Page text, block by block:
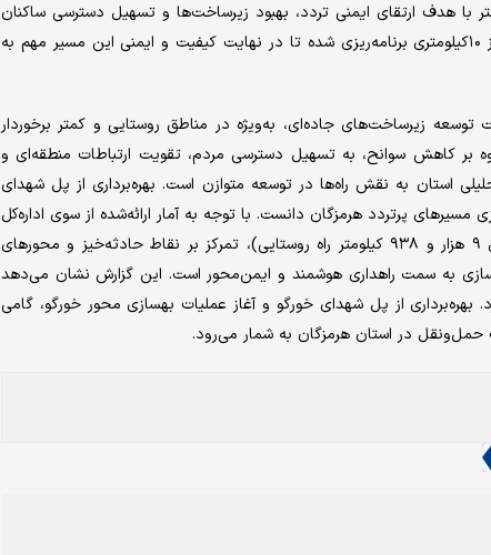
خبر داد و گفت: بهسازی این محور به طول ۱۰کیلومتر با هدف ارتقای ایمنی تردد، بهبود زیرساخت‌ها و تسهیل دسترسی ساکنان
منطقه آغاز شده است. وی توضیح داد: این طرح در قالب دو فاز ۱۰کیلومتری برنامه‌ریزی شده تا در نهایت کیفیت و ایمنی این مسیر مهم به
توسعه زیرساخت‌های جاده‌ای، به‌ویژه در مناطق روستایی و کمتر برخوردار
بر کاهش سوانح، به تسهیل دسترسی مردم، تقویت ارتباطات منطقه‌ای و
استان به نقش راه‌ها در توسعه متوازن است. بهره‌برداری از پل شهدای
پرتردد هرمزگان دانست. با توجه به آمار ارائه‌شده از سوی اداره‌کل
راهداری مبنی بر وجود ۱۲هزار و ۸۳۸کیلومتر راه در استان (شامل ۹ هزار و ۹۳۸ کیلومتر راه روستایی)، تمرکز بر نقاط حادثه‌خیز و محورهای
به راه‌سازی به سمت راهداری هوشمند و ایمن‌محور است. این گزارش نشان می‌دهد
بهره‌برداری از پل شهدای خورگو و آغاز عملیات بهسازی محور خورگو، گامی
حمل‌‌ونقل در استان هرمزگان به شمار می‌رود.